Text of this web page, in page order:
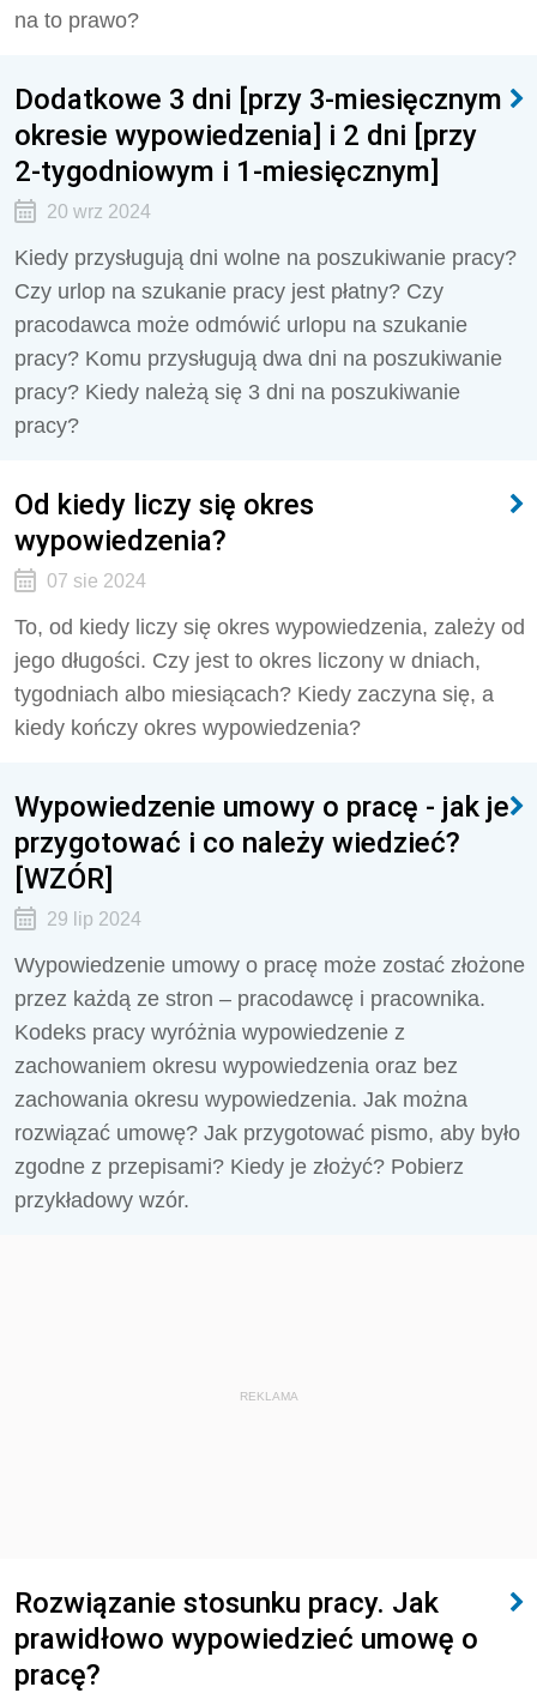
na to prawo?
Dodatkowe 3 dni [przy 3-miesięcznym
okresie wypowiedzenia] i 2 dni [przy
2-tygodniowym i 1-miesięcznym]
20 wrz 2024
Kiedy przysługują dni wolne na poszukiwanie pracy?
Czy urlop na szukanie pracy jest płatny? Czy
pracodawca może odmówić urlopu na szukanie
pracy? Komu przysługują dwa dni na poszukiwanie
pracy? Kiedy należą się 3 dni na poszukiwanie
pracy?
Od kiedy liczy się okres
wypowiedzenia?
07 sie 2024
To, od kiedy liczy się okres wypowiedzenia, zależy od
jego długości. Czy jest to okres liczony w dniach,
tygodniach albo miesiącach? Kiedy zaczyna się, a
kiedy kończy okres wypowiedzenia?
Wypowiedzenie umowy o pracę - jak je
przygotować i co należy wiedzieć?
[WZÓR]
29 lip 2024
Wypowiedzenie umowy o pracę może zostać złożone
przez każdą ze stron – pracodawcę i pracownika.
Kodeks pracy wyróżnia wypowiedzenie z
zachowaniem okresu wypowiedzenia oraz bez
zachowania okresu wypowiedzenia. Jak można
rozwiązać umowę? Jak przygotować pismo, aby było
zgodne z przepisami? Kiedy je złożyć? Pobierz
przykładowy wzór.
REKLAMA
Rozwiązanie stosunku pracy. Jak
prawidłowo wypowiedzieć umowę o
pracę?